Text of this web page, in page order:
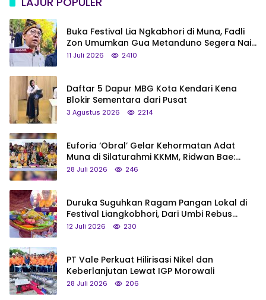
Buka Festival Lia Ngkabhori di Muna, Fadli
Zon Umumkan Gua Metanduno Segera Naik
Status Jadi Cagar Budaya Nasional
11 Juli 2026 2410
Daftar 5 Dapur MBG Kota Kendari Kena
Blokir Sementara dari Pusat
3 Agustus 2026 2214
Euforia ‘Obral’ Gelar Kehormatan Adat
Muna di Silaturahmi KKMM, Ridwan Bae:
Saya Bukan Tipe Begitu, Belum Pantas!
28 Juli 2026 246
Duruka Suguhkan Ragam Pangan Lokal di
Festival Liangkobhori, Dari Umbi Rebus
hingga Tumpeng Beras Muna
12 Juli 2026 230
PT Vale Perkuat Hilirisasi Nikel dan
Keberlanjutan Lewat IGP Morowali
28 Juli 2026 206